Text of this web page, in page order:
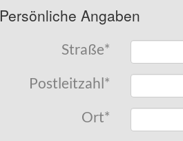
Persönliche Angaben
Straße*
Postleitzahl*
Ort*